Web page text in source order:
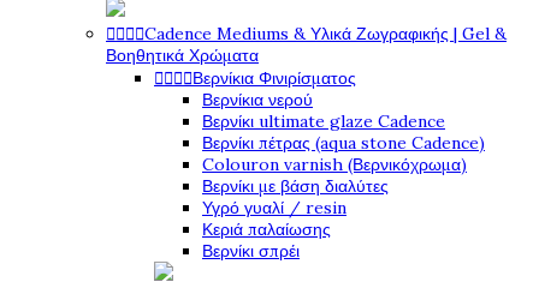
Cadence Mediums & Υλικά Ζωγραφικής | Gel &
Βοηθητικά Χρώματα
Βερνίκια Φινιρίσματος
Βερνίκια νερού
Βερνίκι ultimate glaze Cadence
Βερνίκι πέτρας (aqua stone Cadence)
Colouron varnish (Βερνικόχρωμα)
Βερνίκι με βάση διαλύτες
Υγρό γυαλί / resin
Κεριά παλαίωσης
Βερνίκι σπρέι